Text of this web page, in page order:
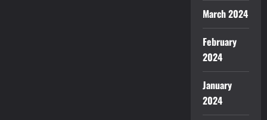
March 2024
February
2024
January
2024